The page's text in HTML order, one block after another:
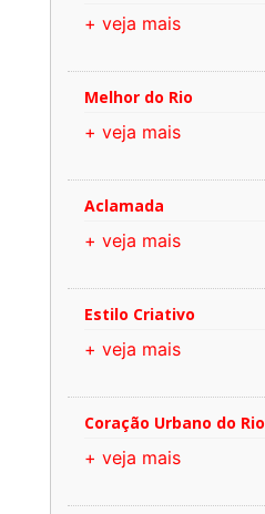
+ veja mais
Melhor do Rio
+ veja mais
Aclamada
+ veja mais
Estilo Criativo
+ veja mais
Coração Urbano do Rio
+ veja mais